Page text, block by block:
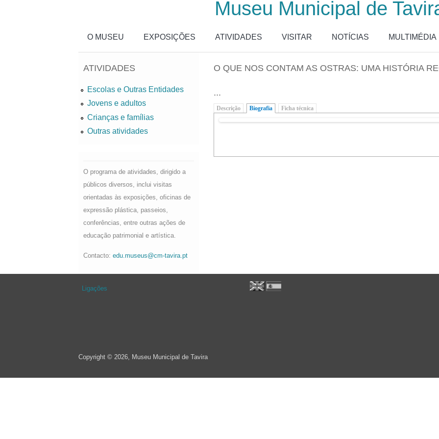
Museu Municipal de
O MUSEU EXPOSIÇÕES ATIVIDADES VISITAR NOTÍCIAS MULTIMÉDIA
O QUE NOS CONTAM AS OSTRAS: UMA HISTÓRIA
...
Descrição Biografia (separador ativo)
Ficha técnica
ATIVIDADES
Escolas e Outras Entidades
Jovens e adultos
Crianças e famílias
Outras atividades
O programa de atividades, dirigido a
públicos diversos, inclui visitas
orientadas às exposições, oficinas de
expressão plástica, passeios,
conferências, entre outras ações de
educação patrimonial e artística.
Contacto: edu.museus@cm-tavira.pt
Ligações
Copyright © 2026, Museu Municipal de Tavira